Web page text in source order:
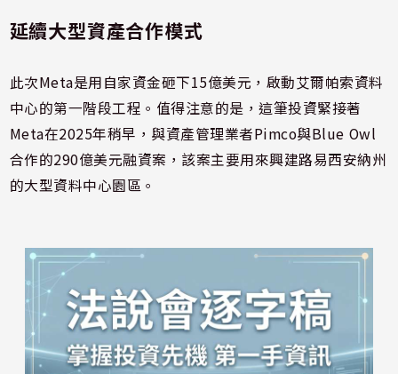
延續大型資產合作模式
此次Meta是用自家資金砸下15億美元，啟動艾爾帕索資料
中心的第一階段工程。值得注意的是，這筆投資緊接著
Meta在2025年稍早，與資產管理業者Pimco與Blue Owl
合作的290億美元融資案，該案主要用來興建路易西安納州
的大型資料中心園區。